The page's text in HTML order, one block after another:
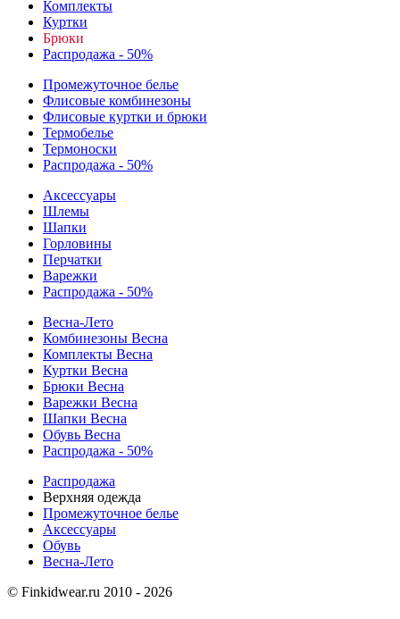
Комплекты
Куртки
Брюки
Распродажа - 50%
Промежуточное белье
Флисовые комбинезоны
Флисовые куртки и брюки
Термобелье
Термоноски
Распродажа - 50%
Аксессуары
Шлемы
Шапки
Горловины
Перчатки
Варежки
Распродажа - 50%
Весна-Лето
Комбинезоны Весна
Комплекты Весна
Куртки Весна
Брюки Весна
Варежки Весна
Шапки Весна
Обувь Весна
Распродажа - 50%
Распродажа
Верхняя одежда
Промежуточное белье
Аксессуары
Обувь
Весна-Лето
© Finkidwear.ru 2010 - 2026